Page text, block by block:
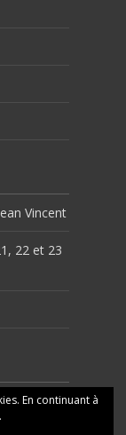
Vincent
22 et 23
En continuant à